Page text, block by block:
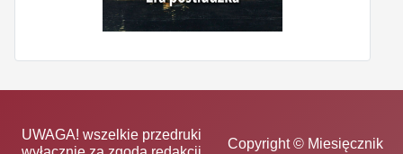
UWAGA! wszelkie przedruki
Copyright © Miesięcznik